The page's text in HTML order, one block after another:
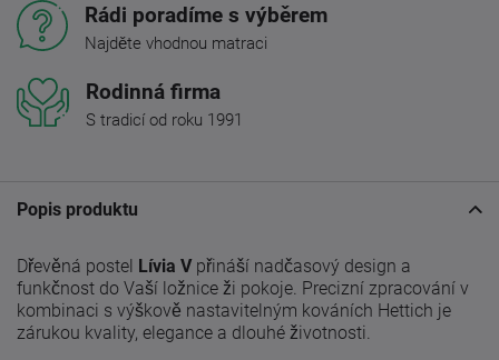
Rádi poradíme s výběrem
Najděte vhodnou matraci
Rodinná firma
S tradicí od roku 1991
Popis produktu
Dřevěná postel Lívia Vpřináší nadčasový design a
funkčnost do Vaší ložnice ži pokoje. Precizní zpracování v
kombinaci s výškově nastavitelným kováních Hettich je
zárukou kvality, elegance a dlouhé životnosti.